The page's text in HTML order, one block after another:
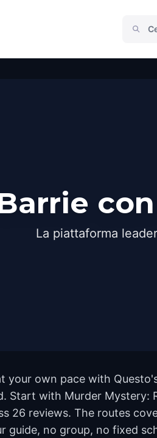
La piattaforma
your own pace with
Start with Murder Mystery:
26 reviews. The routes
guide, no group, no fixed